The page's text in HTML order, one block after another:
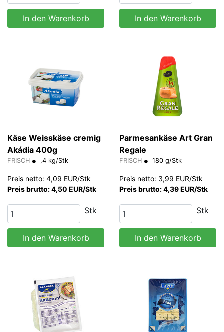
In den Warenkorb In den Warenkorb
Käse Weisskäse cremig
Akádia 400g
FRISCH ,4 kg/Stk
Preis netto: 4,09 EUR/Stk
Preis brutto: 4,50 EUR/Stk
Stk
In den Warenkorb
Parmesankäse Art Gran
Regale
FRISCH 180 g/Stk
Preis netto: 3,99 EUR/Stk
Preis brutto: 4,39 EUR/Stk
Stk
In den Warenkorb